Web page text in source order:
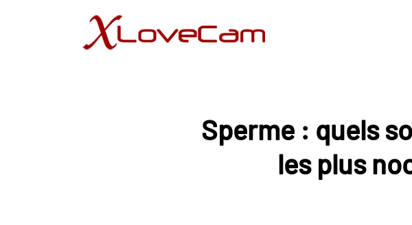
Sperme : quels
les plus